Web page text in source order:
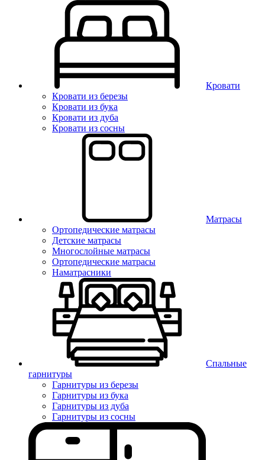
Кровати
Кровати из березы
Кровати из бука
Кровати из дуба
Кровати из сосны
Матрасы
Ортопедические матрасы
Детские матрасы
Многослойные матрасы
Ортопедические матрасы
Наматрасники
Спальные
гарнитуры
Гарнитуры из березы
Гарнитуры из бука
Гарнитуры из дуба
Гарнитуры из сосны